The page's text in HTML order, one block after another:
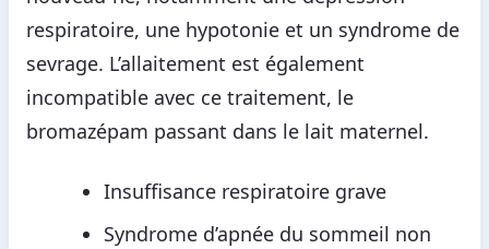
respiratoire, une hypotonie et un syndrome de
sevrage. L’allaitement est également
incompatible avec ce traitement, le
bromazépam passant dans le lait maternel.
Insuffisance respiratoire grave
Syndrome d’apnée du sommeil non